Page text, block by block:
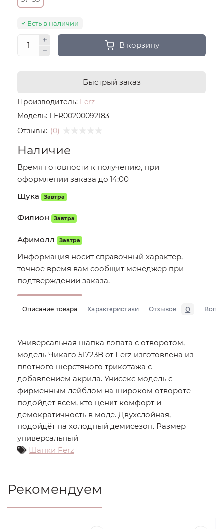
Производитель: Ferz
Модель: FER00200092183
Отзывы: (0)
Есть в наличии
В корзину
Быстрый заказ
Наличие
Время готовности к получению, при
оформлении заказа до 14:00
Щука
Завтра
Филион Завтра
Афимолл Завтра
Информация носит справочный характер,
точное время вам сообщит менеджер при
подтверждении заказа.
Описание товара Характеристики Отзывов 0
Универсальная шапка лопата с отворотом,
модель Чикаго 51723B от Ferz изготовлена из
плотного шерстяного трикотажа с
добавлением акрила. Унисекс модель с
фирменным лейблом на широком отвороте
подойдет всем, кто ценит комфорт и
демократичность в моде. Двухслойная,
подойдёт на холодный демисезон. Размер
универсальный
Шапки Ferz
Рекомендуем